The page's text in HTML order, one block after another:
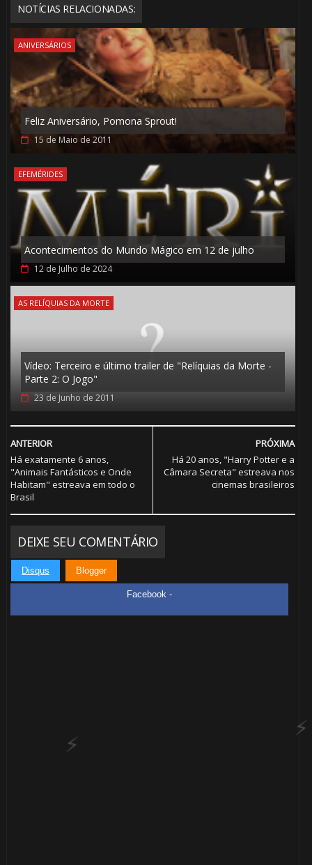
NOTÍCIAS RELACIONADAS:
ANIVERSÁRIOS
Feliz Aniversário, Pomona Sprout!
15 de Maio de 2011
EFEMÉRIDES
Acontecimentos do Mundo Mágico em 12 de julho
12 de Julho de 2024
AS RELÍQUIAS DA MORTE
Vídeo: Terceiro e último trailer de "Relíquias da Morte -
Parte 2: O Jogo"
23 de Junho de 2011
PRÓXIMA
Há 20 anos, "Harry Potter e a
Câmara Secreta" estreava nos
cinemas brasileiros
ANTERIOR
Há exatamente 6 anos,
"Animais Fantásticos e Onde
Habitam" estreava em todo o
Brasil
DEIXE SEU COMENTÁRIO
Disqus Blogger
Facebook -
⚡
🎂
⚡